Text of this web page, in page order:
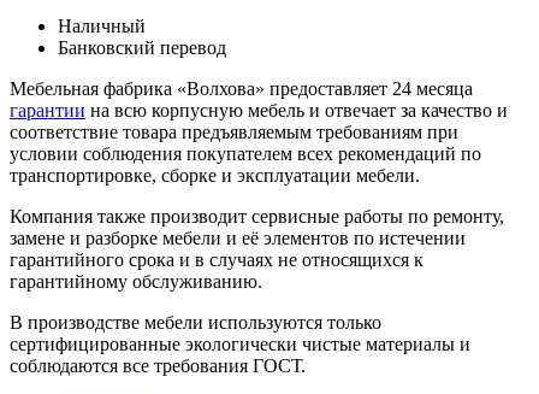
Наличный
Банковский перевод
Мебельная фабрика «Волхова» предоставляет 24 месяца
гарантии на всю корпусную мебель и отвечает за качество и
соответствие товара предъяв­ляе­мым требованиям при
условии соблюдения покупателем всех рекомендаций по
транспорти­ровке, сборке и эксплуатации мебели.
Компания также производит сервисные работы по ремонту,
замене и разборке мебели и её элементов по истечении
гарантийного срока и в случаях не относящихся к
гарантийному обслуживанию.
В производстве мебели используются только
сертифицированные экологически чистые материалы и
соблюдаются все требования ГОСТ.